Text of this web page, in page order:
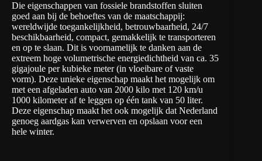
Die eigenschappen van fossiele brandstoffen sluiten
goed aan bij de behoeftes van de maatschappij:
wereldwijde toegankelijkheid, betrouwbaarheid, 24/7
beschikbaarheid, compact, gemakkelijk te transporteren
en op te slaan. Dit is voornamelijk te danken aan de
extreem hoge volumetrische energiedichtheid van ca. 35
gigajoule per kubieke meter (in vloeibare of vaste
vorm). Deze unieke eigenschap maakt het mogelijk om
met een afgeladen auto van 2000 kilo met 120 km/u
1000 kilometer af te leggen op één tank van 50 liter.
Deze eigenschap maakt het ook mogelijk dat Nederland
genoeg aardgas kan verwerven en opslaan voor een
hele winter.